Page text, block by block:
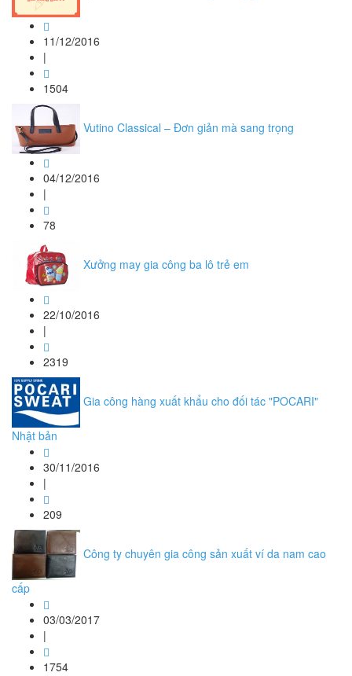
11/12/2016
|
1504
Vutino Classical – Đơn giản mà sang trọng
04/12/2016
|
78
Xưởng may gia công ba lô trẻ em
22/10/2016
|
2319
Gia công hàng xuất khẩu cho đối tác "POCARI"
Nhật bản
30/11/2016
|
209
Công ty chuyên gia công sản xuất ví da nam cao
cấp
03/03/2017
|
1754